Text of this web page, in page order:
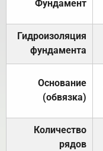
Фундамент
Гидроизоляция
фундамента
Основание
(обвязка)
Количество
рядов